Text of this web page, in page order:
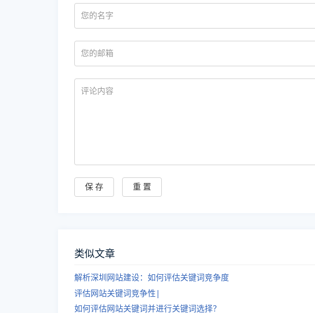
类似文章
解析深圳网站建设：如何评估关键词竞争度
评估网站关键词竞争性|
如何评估网站关键词并进行关键词选择？